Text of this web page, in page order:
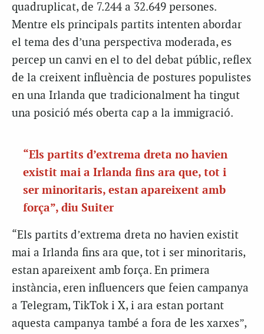
quadruplicat, de 7.244 a 32.649 persones.
Mentre els principals partits intenten abordar
el tema des d’una perspectiva moderada, es
percep un canvi en el to del debat públic, reflex
de la creixent influència de postures populistes
en una Irlanda que tradicionalment ha tingut
una posició més oberta cap a la immigració.
“Els partits d’extrema dreta no havien
existit mai a Irlanda fins ara que, tot i
ser minoritaris, estan apareixent amb
força”, diu Suiter
“Els partits d’extrema dreta no havien existit
mai a Irlanda fins ara que, tot i ser minoritaris,
estan apareixent amb força. En primera
instància, eren influencers que feien campanya
a Telegram, TikTok i X, i ara estan portant
aquesta campanya també a fora de les xarxes”,